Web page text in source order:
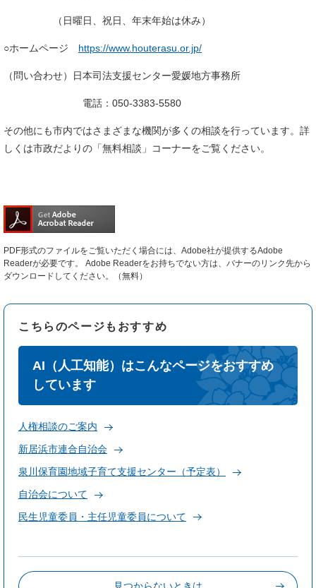
（日曜日、祝日、年末年始は休み）
○ホームページ https://www.houterasu.or.jp/
（問い合わせ）日本司法支援センター愛媛地方事務所
電話：050-3383-5580
その他にも市内ではさまざまな機関が多くの相談を行っています。詳
しくは市政だよりの「無料相談」コーナーをご覧ください。
PDF形式のファイルをご覧いただく場合には、Adobe社が提供するAdobe
Readerが必要です。
Adobe Readerをお持ちでない方は、バナーのリンク先から
ダウンロードしてください。（無料）
こちらのページもおすすめ
AI（人工知能）はこんなページをおすすめ
しています
人権相談のご案内
新居浜市連合自治会
泉川保育園地域子育て支援センター（予定表）
自治会について
民生児童委員・主任児童委員について